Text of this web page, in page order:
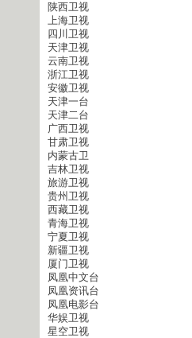
陕西卫视
上海卫视
四川卫视
天津卫视
云南卫视
浙江卫视
安徽卫视
天津一台
天津二台
广西卫视
甘肃卫视
内蒙古卫
吉林卫视
旅游卫视
贵州卫视
西藏卫视
青海卫视
宁夏卫视
新疆卫视
厦门卫视
凤凰中文台
凤凰资讯台
凤凰电影台
华娱卫视
星空卫视